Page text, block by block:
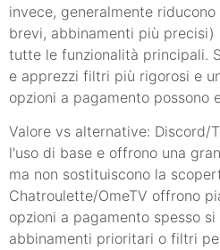
invece, generalmente
brevi, abbinamenti più
tutte le funzionalità principali.
e apprezzi filtri più rigorosi e
opzioni a pagamento possono
Valore vs alternative: Discord/
l'uso di base e offrono una
ma non sostituiscono la
Chatroulette/OmeTV offrono
opzioni a pagamento spesso
abbinamenti prioritari o filtri